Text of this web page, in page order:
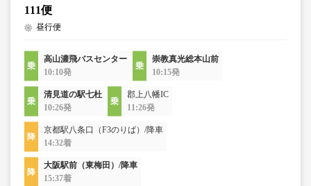
111便
昼行便
高山濃飛バスセンター
10:10発
崇教真光総本山前
10:15発
清見道の駅七杜
10:26発
郡上八幡IC
11:26発
京都駅八条口（F3のりば）/降車
14:32着
大阪駅前（東梅田）/降車
15:37着